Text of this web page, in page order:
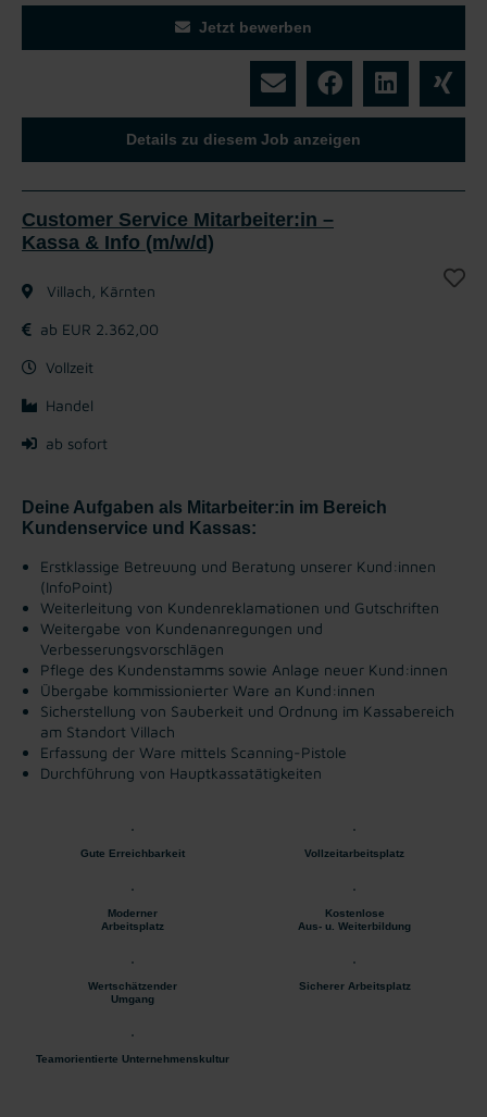
Jetzt bewerben
Details zu diesem Job anzeigen
Customer Service Mitarbeiter:in –
Kassa & Info (m/w/d)
Villach, Kärnten
ab EUR 2.362,00
Vollzeit
Handel
ab sofort
Deine Aufgaben als Mitarbeiter:in im Bereich
Kundenservice und Kassas:
Erstklassige Betreuung und Beratung unserer Kund:innen
(InfoPoint)
Weiterleitung von Kundenreklamationen und Gutschriften
Weitergabe von Kundenanregungen und
Verbesserungsvorschlägen
Pflege des Kundenstamms sowie Anlage neuer Kund:innen
Übergabe kommissionierter Ware an Kund:innen
Sicherstellung von Sauberkeit und Ordnung im Kassabereich
am Standort Villach
Erfassung der Ware mittels Scanning-Pistole
Durchführung von Hauptkassatätigkeiten
Gute Erreichbarkeit Vollzeitarbeitsplatz
Moderner
Arbeitsplatz
Kostenlose
Aus- u. Weiterbildung
Wertschätzender
Umgang
Sicherer Arbeitsplatz
Teamorientierte Unternehmenskultur